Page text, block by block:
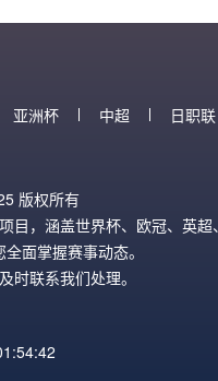
亚洲杯 中超 日职联
版权所有
目，涵盖世界杯、欧冠、英
面掌握赛事动态。
时联系我们处理。